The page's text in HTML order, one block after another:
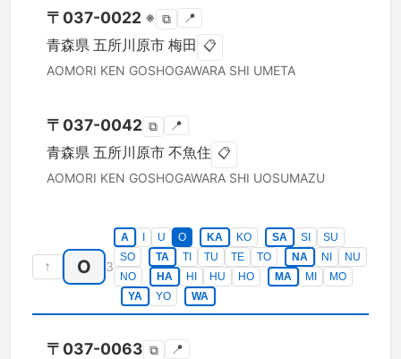
〒 037-0022 ※ ⧉ 📍
青森県 五所川原市 梅田 📋
AOMORI KEN GOSHOGAWARA SHI UMETA
〒 037-0042 ⧉ 📍
青森県 五所川原市 不魚住 📋
AOMORI KEN GOSHOGAWARA SHI UOSUMAZU
↑ O 3
A U O KA KO SA SI
SU
SO
TA TI TU TE TO NA NI
NU
NO
HA HI HU HO MA MI
MO
YA
YO WA
〒 037-0063 ⧉ 📍